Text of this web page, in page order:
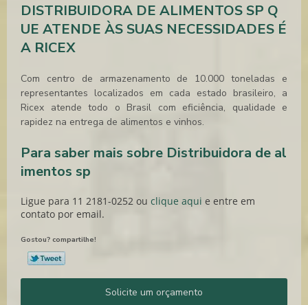
DISTRIBUIDORA DE ALIMENTOS SP Q
UE ATENDE ÀS SUAS NECESSIDADES É
A RICEX
Com centro de armazenamento de 10.000 toneladas e
representantes localizados em cada estado brasileiro, a
Ricex atende todo o Brasil com eficiência, qualidade e
rapidez na entrega de alimentos e vinhos.
Para saber mais sobre Distribuidora de al
imentos sp
Ligue para 11 2181-0252 ou clique aqui e entre em
contato por email.
Gostou? compartilhe!
Solicite um orçamento